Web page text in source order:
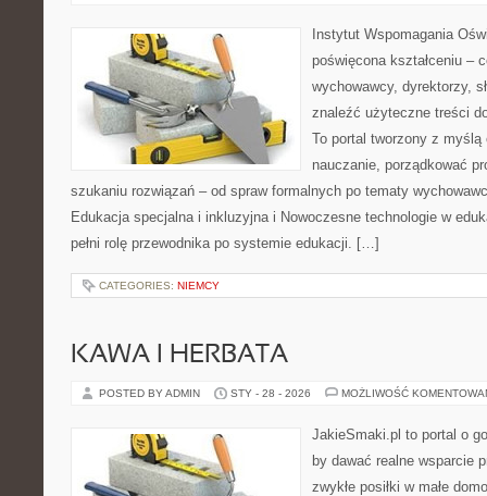
Instytut Wspomagania
poświęcona kształceniu –
wychowawcy, dyrektorzy,
znaleźć użyteczne treści
To portal tworzony z myślą
nauczanie, porządkować
szukaniu rozwiązań – od spraw formalnych po tematy
Edukacja specjalna i inkluzyjna i Nowoczesne technologie w
pełni rolę przewodnika po systemie edukacji. […]
CATEGORIES: NIEMCY
KAWA I HERBATA
POSTED BY ADMIN STY - 28 - 2026 MOŻLIWOŚĆ
JakieSmaki.pl to portal o
by dawać realne wsparcie
zwykłe posiłki w małe